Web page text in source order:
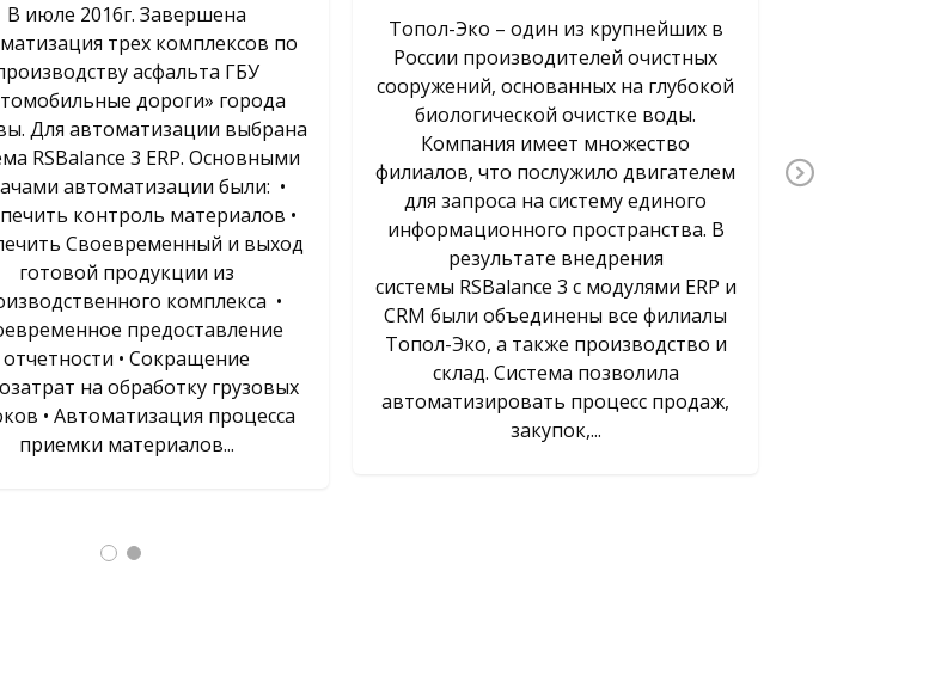
В июле 2016г. Завершена
трех комплексов по
асфальта ГБУ
дороги» города
Для автоматизации выбрана
RSBalance 3 ERP. Основными
автоматизации были: •
контроль материалов •
Своевременный и выход
готовой продукции из
комплекса •
предоставление
отчетности • Сокращение
на обработку грузовых
• Автоматизация процесса
приемки материалов...
Топол-Эко – один из крупнейших в
России производителей очистных
сооружений, основанных на глубокой
биологической очистке воды.
Компания имеет множество
филиалов, что послужило двигателем
для запроса на систему единого
информационного пространства. В
результате внедрения
системы RSBalance 3 с модулями ERP и
CRM были объединены все филиалы
Топол-Эко, а также производство и
склад. Система позволила
автоматизировать процесс продаж,
закупок,...